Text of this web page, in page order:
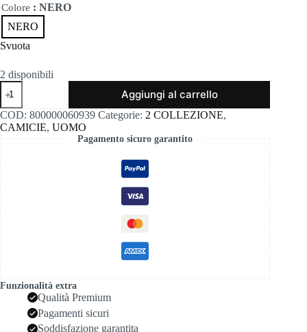
Colore : NERO
NERO
Svuota
2 disponibili
Bollengo
quantità
Aggiungi al carrello
COD: 800000060939 Categorie: 2 COLLEZIONE,
CAMICIE, UOMO
Pagamento sicuro garantito
Funzionalità extra
Qualità Premium
Pagamenti sicuri
Soddisfazione garantita